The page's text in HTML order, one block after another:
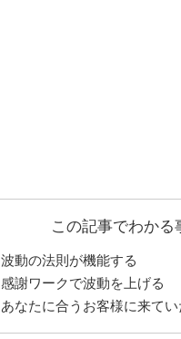
この記事でわかる
波動の法則が機能する
感謝ワークで波動を上げる
あなたに合うお客様に来て